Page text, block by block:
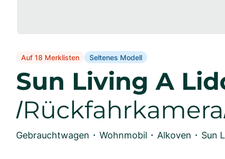
Auf 18 Merklisten Seltenes Modell
Sun Living A
/
Gebrauchtwagen • Wohnmobil • Alkoven • Sun